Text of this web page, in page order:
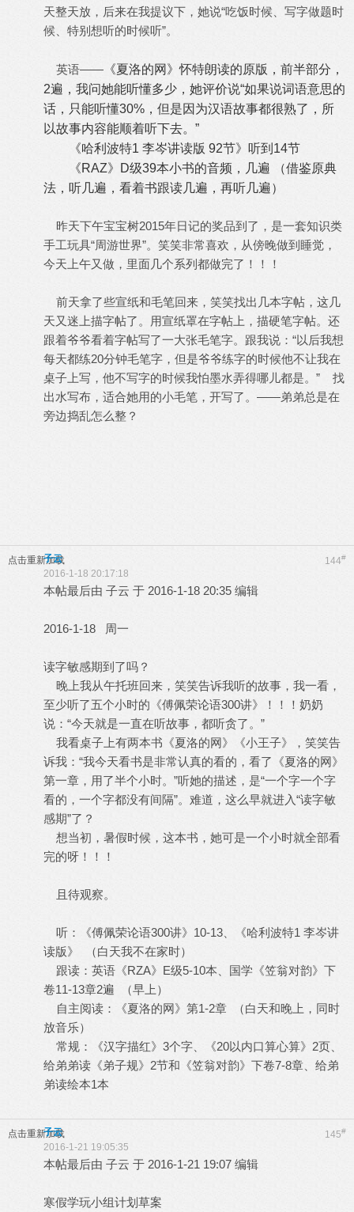
天整天放，后来在我提议下，她说“吃饭时候、写字做题时
候、特别想听的时候听”。
英语—— 《夏洛的网》怀特朗读的原版，前半部分，
2遍，我问她能听懂多少，她评价说“如果说词语意思的
话，只能听懂30%，但是因为汉语故事都很熟了，所
以故事内容能顺着听下去。”
《哈利波特1 李岑讲读版 92节》听到14节
《RAZ》D级39本小书的音频，几遍 （借鉴原典
法，听几遍，看着书跟读几遍，再听几遍）
昨天下午宝宝树2015年日记的奖品到了，是一套知识类
手工玩具“周游世界”。笑笑非常喜欢，从傍晚做到睡觉，
今天上午又做，里面几个系列都做完了！！！
前天拿了些宣纸和毛笔回来，笑笑找出几本字帖，这几
天又迷上描字帖了。用宣纸罩在字帖上，描硬笔字帖。还
跟着爷爷看着字帖写了一大张毛笔字。跟我说：“以后我想
每天都练20分钟毛笔字，但是爷爷练字的时候他不让我在
桌子上写，他不写字的时候我怕墨水弄得哪儿都是。” 找
出水写布，适合她用的小毛笔，开写了。——弟弟总是在
旁边捣乱怎么整？
点击重新加载 144#
子云
2016-1-18 20:17:18
本帖最后由 子云 于 2016-1-18 20:35 编辑
2016-1-18 周一
读字敏感期到了吗？
晚上我从午托班回来，笑笑告诉我听的故事，我一看，
至少听了五个小时的《傅佩荣论语300讲》！！！奶奶
说：“今天就是一直在听故事，都听贪了。”
我看桌子上有两本书《夏洛的网》《小王子》，笑笑告
诉我：“我今天看书是非常认真的看的，看了《夏洛的网》
第一章，用了半个小时。”听她的描述，是“一个字一个字
看的，一个字都没有间隔”。难道，这么早就进入“读字敏
感期”了？
想当初，暑假时候，这本书，她可是一个小时就全部看
完的呀！！！
且待观察。
听：《傅佩荣论语300讲》10-13、《哈利波特1 李岑讲
读版》 （白天我不在家时）
跟读：英语《RZA》E级5-10本、国学《笠翁对韵》下
卷11-13章2遍 （早上）
自主阅读：《夏洛的网》第1-2章 （白天和晚上，同时
放音乐）
常规：《汉字描红》3个字、《20以内口算心算》2页、
给弟弟读《弟子规》2节和《笠翁对韵》下卷7-8章、给弟
弟读绘本1本
点击重新加载 145#
子云
2016-1-21 19:05:35
本帖最后由 子云 于 2016-1-21 19:07 编辑
寒假学玩小组计划草案